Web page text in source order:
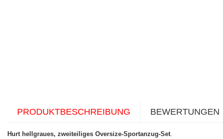
PRODUKTBESCHREIBUNG BEWERTUNGEN
Hurt hellgraues, zweiteiliges Oversize-Sportanzug-Set.